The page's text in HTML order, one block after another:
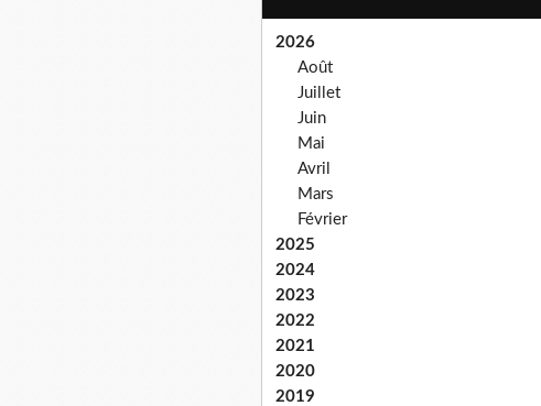
2026
Août
Juillet
Juin
Mai
Avril
Mars
Février
2025
2024
2023
2022
2021
2020
2019